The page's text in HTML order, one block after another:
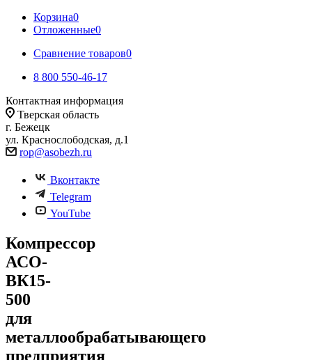
Корзина0
Отложенные0
Сравнение товаров0
8 800 550-46-17
Контактная информация
Тверская область
г. Бежецк
ул. Краснослободская, д.1
rop@asobezh.ru
Вконтакте
Telegram
YouTube
Компрессор
АСО-
ВК15-
500
для
металлообрабатывающего
предприятия